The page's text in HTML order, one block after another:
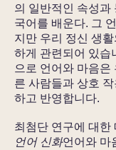
의 일반적인 속성과
국어를 배운다. 그
지만 우리 정신 생
하게 관련되어 있습
으로 언어와 마음은
른 사람들과 상호
하고 반영합니다.
최첨단 연구에 대한
언어 신화언어와 마